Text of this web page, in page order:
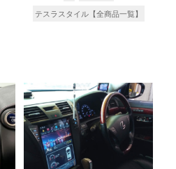
テスラスタイル【全商品一覧】